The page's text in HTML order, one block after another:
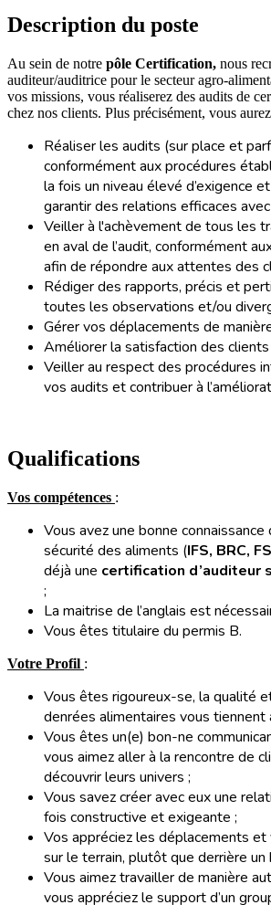
Description du poste
Au sein de notre pôle Certification, nous
auditeur/auditrice pour le secteur agro-
vos missions, vous réaliserez des audits de
chez nos clients. Plus précisément, vous
Réaliser les audits (sur place et
conformément aux procédures
la fois un niveau élevé d’exigence
garantir des relations efficaces
Veiller à l'achèvement de tous les
en aval de l’audit, conformément
afin de répondre aux attentes des
Rédiger des rapports, précis et
toutes les observations et/ou
Gérer vos déplacements de
Améliorer la satisfaction des clients
Veiller au respect des procédures
vos audits et contribuer à
Qualifications
Vos compétences :
Vous avez une bonne
sécurité des aliments (IFS, BRC,
déjà une certification d’auditeur
;
La maitrise de l’anglais est
Vous êtes titulaire du permis B.
Votre Profil :
Vous êtes rigoureux-se, la qualité
denrées alimentaires vous tiennent
Vous êtes un(e) bon-ne
vous aimez aller à la rencontre de
découvrir leurs univers ;
Vous savez créer avec eux une
fois constructive et exigeante ;
Vos appréciez les déplacements
sur le terrain, plutôt que derrière un
Vous aimez travailler de manière
vous appréciez le support d’un